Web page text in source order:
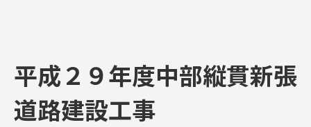
平成２９年度中部縦貫新張
道路建設工事